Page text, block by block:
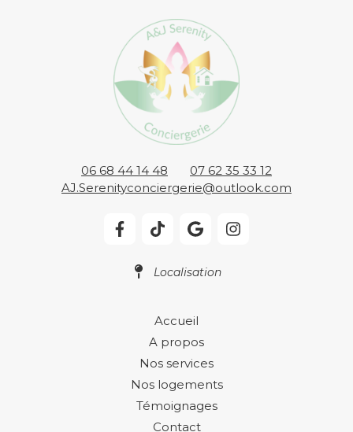
06 68 44 14 48
07 62 35 33 12
AJ.Serenityconciergerie@outlook.com
Localisation
Accueil
A propos
Nos services
Nos logements
Témoignages
Contact